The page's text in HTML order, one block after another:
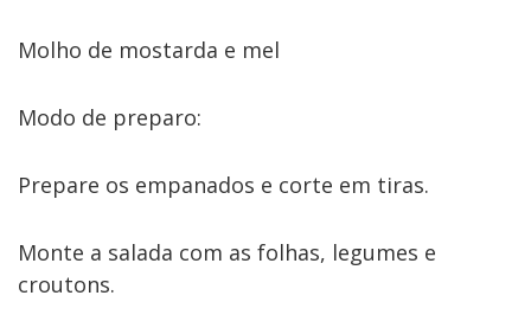
Molho de mostarda e mel
Modo de preparo:
Prepare os empanados e corte em tiras.
Monte a salada com as folhas, legumes e
croutons.